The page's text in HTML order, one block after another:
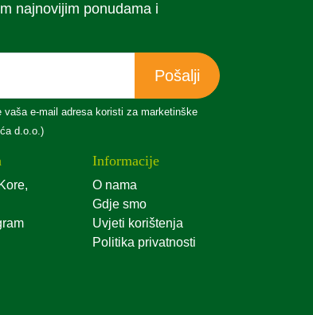
najnovijim ponudama i
Pošalji
e-mail adresa koristi za marketinške
d.o.o.)
Informacije
O nama
Gdje smo
Uvjeti korištenja
Politika privatnosti